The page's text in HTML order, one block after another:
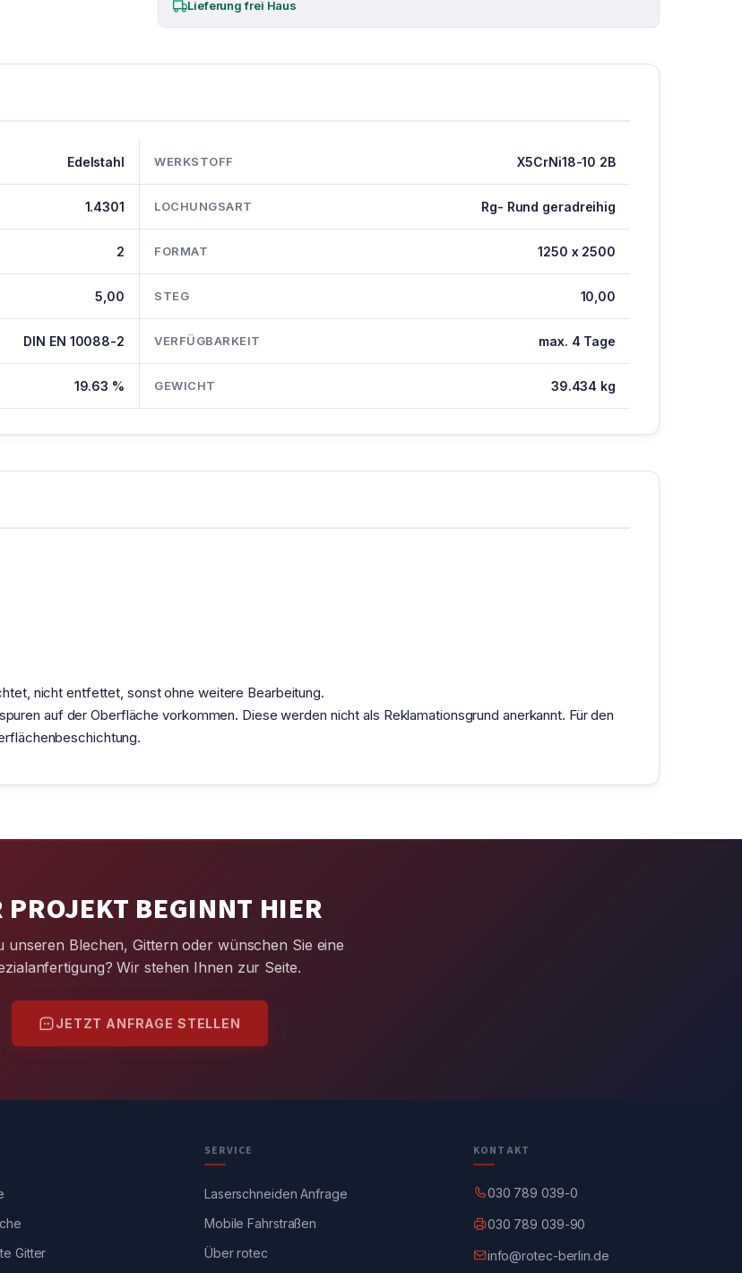
Lieferung frei Haus
Edelstahl WERKSTOFF X5CrNi18-10 2B
1.4301 LOCHUNGSART Rg- Rund geradreihig
2 FORMAT 1250 x 2500
5,00 STEG 10,00
DIN EN 10088-2 VERFÜGBARKEIT max. 4 Tage
19.63 % GEWICHT 39.434 kg
nicht entfettet, sonst ohne weitere Bearbeitung.
auf der Oberfläche vorkommen. Diese werden nicht als Reklamationsgrund anerkannt. Für den
PROJEKT BEGINNT HIER
unseren Blechen, Gittern oder wünschen Sie eine
Wir stehen Ihnen zur Seite.
JETZT ANFRAGE STELLEN
Gitter
SERVICE
Laserschneiden Anfrage
Mobile Fahrstraßen
Über rotec
KONTAKT
030 789 039-0
030 789 039-90
info@rotec-berlin.de